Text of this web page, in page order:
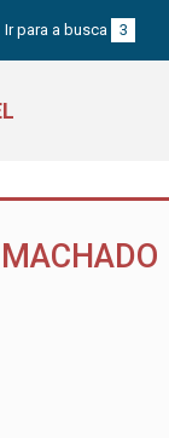
Ir para a busca 3